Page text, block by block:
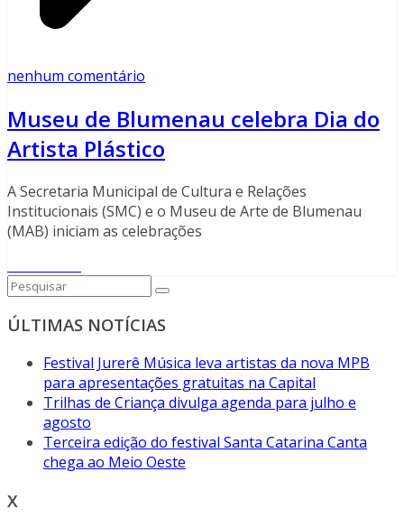
nenhum comentário
Museu de Blumenau celebra Dia do
Artista Plástico
A Secretaria Municipal de Cultura e Relações
Institucionais (SMC) e o Museu de Arte de Blumenau
(MAB) iniciam as celebrações
ÚLTIMAS NOTÍCIAS
Festival Jurerê Música leva artistas da nova MPB
para apresentações gratuitas na Capital
Trilhas de Criança divulga agenda para julho e
agosto
Terceira edição do festival Santa Catarina Canta
chega ao Meio Oeste
X